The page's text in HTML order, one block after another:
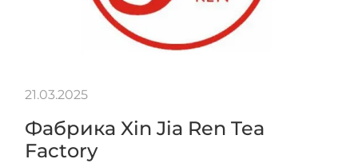
Фабрика Xin Jia Ren Tea
Factory
21.03.2025